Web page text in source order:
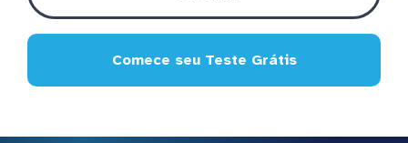
Comece seu Teste Grátis